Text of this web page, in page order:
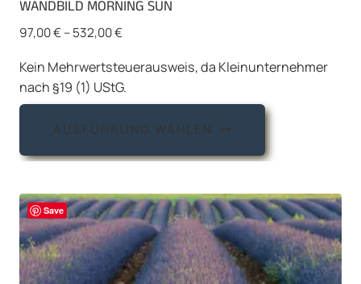
WANDBILD MORNING SUN
97,00€–532,00€
Kein Mehrwertsteuerausweis, da Kleinunternehmer
nach §19 (1) UStG.
AUSFÜHRUNG WÄHLEN
Dieses
weist
Varianten
auf.
Die
Optionen
Save